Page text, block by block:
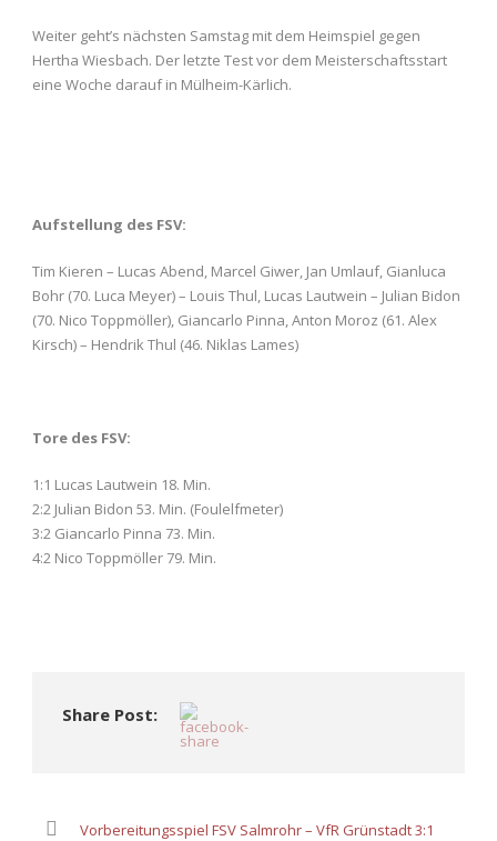
Weiter geht’s nächsten Samstag mit dem Heimspiel gegen
Hertha Wiesbach. Der letzte Test vor dem Meisterschaftsstart
eine Woche darauf in Mülheim-Kärlich.
Aufstellung des FSV:
Tim Kieren – Lucas Abend, Marcel Giwer, Jan Umlauf, Gianluca
Bohr (70. Luca Meyer) – Louis Thul, Lucas Lautwein – Julian Bidon
(70. Nico Toppmöller), Giancarlo Pinna, Anton Moroz (61. Alex
Kirsch) – Hendrik Thul (46. Niklas Lames)
Tore des FSV:
1:1 Lucas Lautwein 18. Min.
2:2 Julian Bidon 53. Min. (Foulelfmeter)
3:2 Giancarlo Pinna 73. Min.
4:2 Nico Toppmöller 79. Min.
Share Post:
Vorbereitungsspiel FSV Salmrohr – VfR Grünstadt 3:1